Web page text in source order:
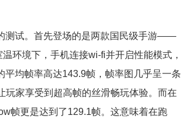
测试。首先登场的是两款国民级手游——
环境下，手机连接wi-fi并开启性能模式，
均帧率高达143.9帧，帧率图几乎呈一条
家享受到超高帧的丝滑畅玩体验。而在
帧更是达到了129.1帧。这意味着在跑